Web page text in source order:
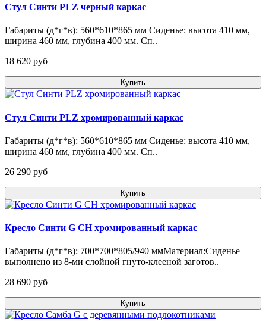
Стул Синти PLZ черный каркас
Габариты (д*г*в): 560*610*865 мм Сиденье: высота 410 мм,
ширина 460 мм, глубина 400 мм. Сп..
18 620 pуб
Купить
Стул Синти PLZ хромированный каркас
Габариты (д*г*в): 560*610*865 мм Сиденье: высота 410 мм,
ширина 460 мм, глубина 400 мм. Сп..
26 290 pуб
Купить
Кресло Синти G СН хромированный каркас
Габариты (д*г*в): 700*700*805/940 ммМатериал:Сиденье
выполнено из 8-ми слойной гнуто-клееной заготов..
28 690 pуб
Купить